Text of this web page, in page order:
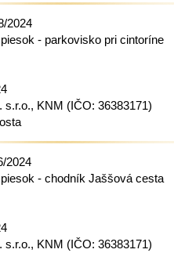
2024
- parkovisko pri cintoríne
s.r.o., KNM (IČO: 36383171)
2024
- chodník Jaššová cesta
s.r.o., KNM (IČO: 36383171)